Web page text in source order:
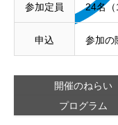
参加定員 24名（
申込 参加の
開催のねらい
プログラム